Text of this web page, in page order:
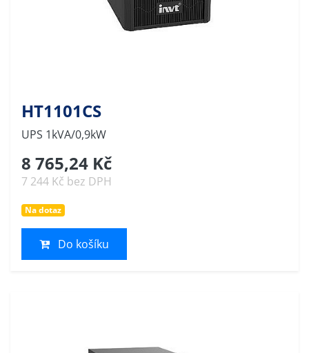
HT1101CS
UPS 1kVA/0,9kW
8 765,24 Kč
7 244 Kč bez DPH
Na dotaz
Do košíku